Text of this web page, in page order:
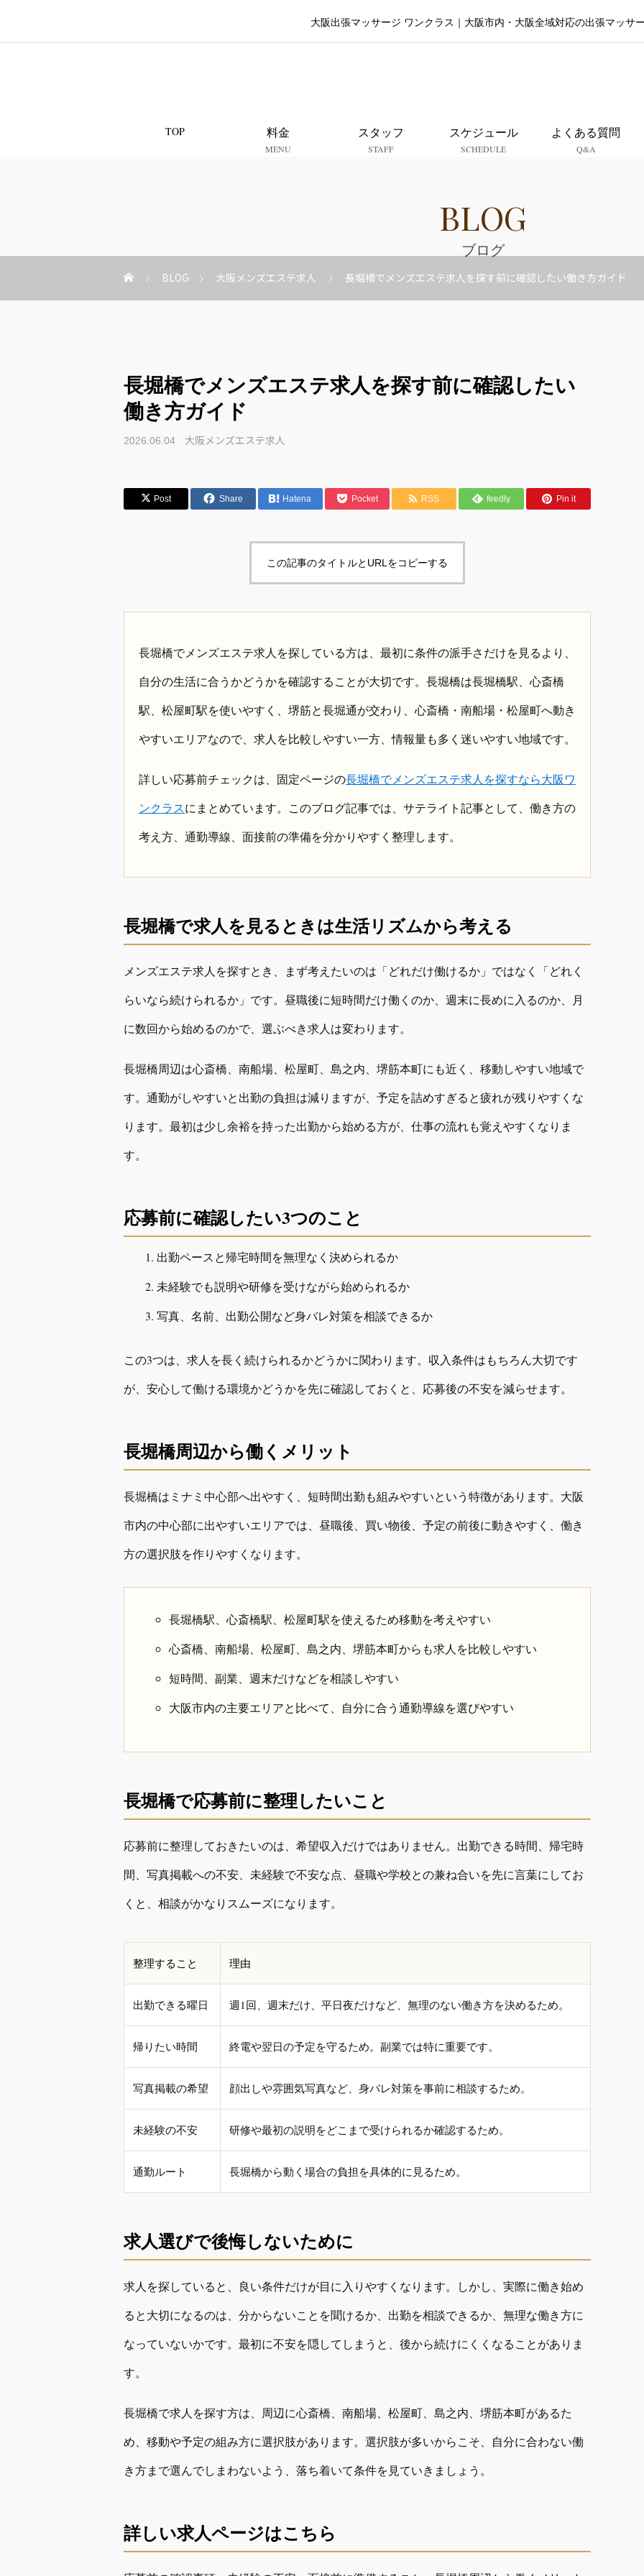
大阪出張マッサージ ワンクラス｜大阪市内・大阪全域対応の出張マッサ
TOP 料金
MENU
スタッフ
STAFF
スケジュール
SCHEDULE
よくある質問
Q&A
BLOG
ブログ
BLOG 大阪メンズエステ求人 長堀橋でメンズエステ求人を探す前に確認したい働き方ガイド
長堀橋でメンズエステ求人を探す前に確認したい
働き方ガイド
2026.06.04 大阪メンズエステ求人
Post Share Hatena Pocket RSS feedly Pin it
この記事のタイトルとURLをコピーする
長堀橋でメンズエステ求人を探している方は、最初に条件の派手さだけを見るより、
自分の生活に合うかどうかを確認することが大切です。長堀橋は長堀橋駅、心斎橋
駅、松屋町駅を使いやすく、堺筋と長堀通が交わり、心斎橋・南船場・松屋町へ動き
やすいエリアなので、求人を比較しやすい一方、情報量も多く迷いやすい地域です。
詳しい応募前チェックは、固定ページの長堀橋でメンズエステ求人を探すなら大阪ワ
ンクラスにまとめています。このブログ記事では、サテライト記事として、働き方の
考え方、通勤導線、面接前の準備を分かりやすく整理します。
長堀橋で求人を見るときは生活リズムから考える
メンズエステ求人を探すとき、まず考えたいのは「どれだけ働けるか」ではなく「どれく
らいなら続けられるか」です。昼職後に短時間だけ働くのか、週末に長めに入るのか、月
に数回から始めるのかで、選ぶべき求人は変わります。
長堀橋周辺は心斎橋、南船場、松屋町、島之内、堺筋本町にも近く、移動しやすい地域で
す。通勤がしやすいと出勤の負担は減りますが、予定を詰めすぎると疲れが残りやすくな
ります。最初は少し余裕を持った出勤から始める方が、仕事の流れも覚えやすくなりま
す。
応募前に確認したい3つのこと
出勤ペースと帰宅時間を無理なく決められるか
未経験でも説明や研修を受けながら始められるか
写真、名前、出勤公開など身バレ対策を相談できるか
この3つは、求人を長く続けられるかどうかに関わります。収入条件はもちろん大切です
が、安心して働ける環境かどうかを先に確認しておくと、応募後の不安を減らせます。
長堀橋周辺から働くメリット
長堀橋はミナミ中心部へ出やすく、短時間出勤も組みやすいという特徴があります。大阪
市内の中心部に出やすいエリアでは、昼職後、買い物後、予定の前後に動きやすく、働き
方の選択肢を作りやすくなります。
長堀橋駅、心斎橋駅、松屋町駅を使えるため移動を考えやすい
心斎橋、南船場、松屋町、島之内、堺筋本町からも求人を比較しやすい
短時間、副業、週末だけなどを相談しやすい
大阪市内の主要エリアと比べて、自分に合う通勤導線を選びやすい
長堀橋で応募前に整理したいこと
応募前に整理しておきたいのは、希望収入だけではありません。出勤できる時間、帰宅時
間、写真掲載への不安、未経験で不安な点、昼職や学校との兼ね合いを先に言葉にしてお
くと、相談がかなりスムーズになります。
整理すること 理由
出勤できる曜日 週1回、週末だけ、平日夜だけなど、無理のない働き方を決めるため。
帰りたい時間 終電や翌日の予定を守るため。副業では特に重要です。
写真掲載の希望 顔出しや雰囲気写真など、身バレ対策を事前に相談するため。
未経験の不安 研修や最初の説明をどこまで受けられるか確認するため。
通勤ルート 長堀橋から動く場合の負担を具体的に見るため。
求人選びで後悔しないために
求人を探していると、良い条件だけが目に入りやすくなります。しかし、実際に働き始め
ると大切になるのは、分からないことを聞けるか、出勤を相談できるか、無理な働き方に
なっていないかです。最初に不安を隠してしまうと、後から続けにくくなることがありま
す。
長堀橋で求人を探す方は、周辺に心斎橋、南船場、松屋町、島之内、堺筋本町があるた
め、移動や予定の組み方に選択肢があります。選択肢が多いからこそ、自分に合わない働
き方まで選んでしまわないよう、落ち着いて条件を見ていきましょう。
詳しい求人ページはこちら